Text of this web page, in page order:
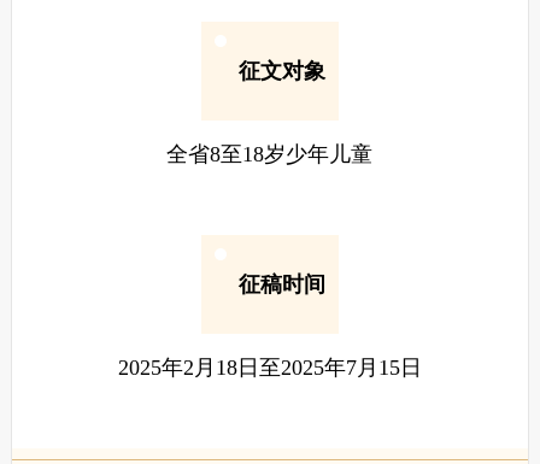
征文对象
全省8至18岁少年儿童
征稿时间
2025年2月18日至2025年7月15日